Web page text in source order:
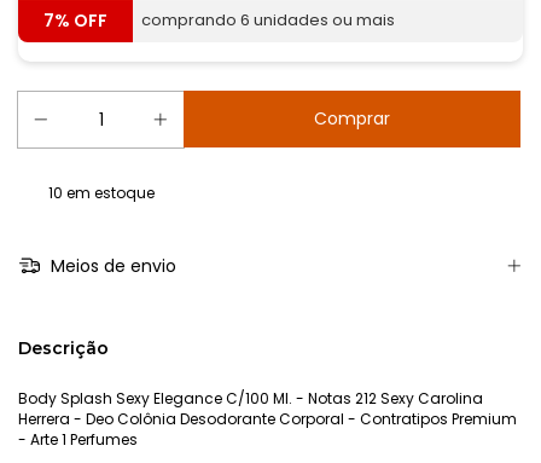
7% OFF comprando 6 unidades ou mais
10 em estoque
Meios de envio
Descrição
Body Splash Sexy Elegance C/100 Ml. - Notas 212 Sexy Carolina
Herrera - Deo Colônia Desodorante Corporal - Contratipos Premium
- Arte 1 Perfumes